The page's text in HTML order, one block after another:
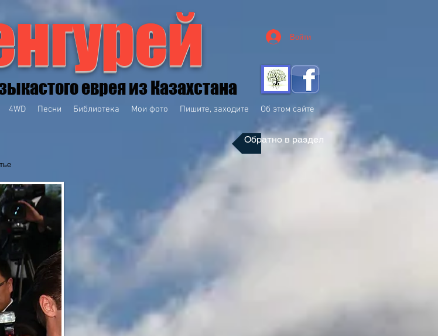
еврея из Казахстана
Войти
4WD Песни Библиотека Мои фото Пишите, заходите Об этом сайте
Обратно в раздел